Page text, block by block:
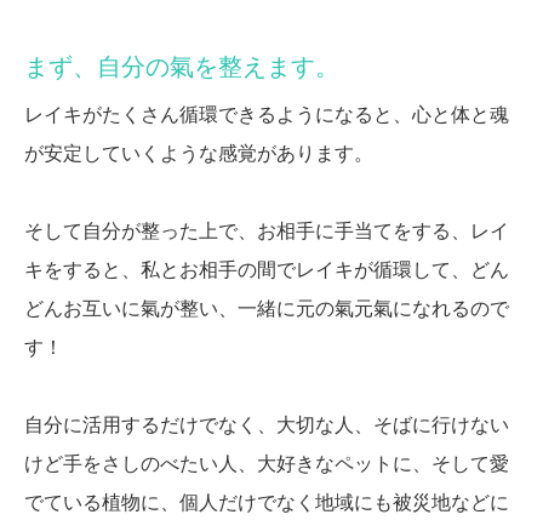
まず、自分の氣を整えます。
レイキがたくさん循環できるようになると、心と体と魂
が安定していくような感覚があります。
そして自分が整った上で、お相手に手当てをする、レイ
キをすると、私とお相手の間でレイキが循環して、どん
どんお互いに氣が整い、一緒に元の氣元氣になれるので
す！
自分に活用するだけでなく、大切な人、そばに行けない
けど手をさしのべたい人、大好きなペットに、そして愛
でている植物に、個人だけでなく地域にも被災地などに